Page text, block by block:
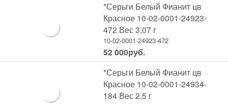
*Серьги Белый Фианит цв
Красное 10-02-0001-24923-
472 Вес 3,07 г
10-02-0001-24923-472
52 000руб.
*Серьги Белый Фианит цв
Красное 10-02-0001-24934-
184 Вес 2,5 г